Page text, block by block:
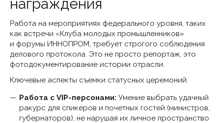
награждения
Работа на мероприятиях федерального уровня, таких
как встречи «Клуба молодых промышленников»
и форумы ИННОПРОМ, требует строгого соблюдения
делового протокола. Это не просто репортаж, это
фотодокументирование истории отрасли.
Ключевые аспекты съемки статусных церемоний:
Работа с VIP-персонами: Умение выбрать удачный
ракурс для спикеров и почетных гостей (министров,
губернаторов), не нарушая их личное пространство